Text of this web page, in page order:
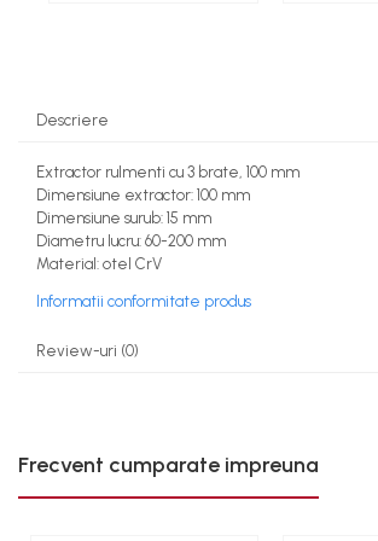
Scule fixare distributie
Alfa romeo
Audi
Bmw
Chevrolet
Dacia
Jeep
Descriere
Extractor rulmenti cu 3 brate, 100 mm
Dimensiune extractor: 100 mm
Dimensiune surub: 15 mm
Diametru lucru: 60-200 mm
Material: otel CrV
Informatii conformitate produs
Review-uri (0)
Frecvent cumparate impreuna